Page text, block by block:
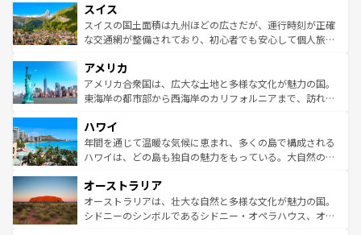
れる地方に足を運ぶとそれぞれで全く異なる文化を体験で
きるだろう。 なお、新着のフランス情報はコンテンツ一覧
を参照してほしい。
は、お酒好きな人にはぜひ体験してほしい。 なお、新着の
ドイツ情報はコンテンツ一覧を参照してほしい。
リアごとに異なる魅力がある。また、優雅なアフタヌーン
ティー、ビール好きにはたまらない英国パブ、サッカー観
戦など、本場だからこそできる体験も豊富。イギリスを旅
ンツ一覧を参照してほしい。
スイス
スイスの国土面積は九州ほどの広さだが、運行時刻が正確
な交通網が整備されており、初心者でも安心して個人旅行
の建物がそのまま残る町や、スイスならではのユニークな
博物館もあり、アルプス観光だけでなく町歩きも満喫する
ことができる。国民の所得が高いため物価も高いが、旅行
ば市内交通費無料で観光を楽しむこともできる。 なお、新
着のスイス情報はコンテンツ一覧 を参照してほしい。
アメリカ
アメリカ合衆国は、広大な土地と多様な文化が魅力の国。
東海岸の都市部から西海岸のカリフォルニアまで、訪れる
のような巨大都市は、観光、ショッピング、エンターテイ
ンメントが詰まった刺激的なスポットだ。一方、アメリカ
西部には大自然が広がり、グランドキャニオンやイエロー
部のニューオーリンズでは、音楽と美食が融合した独特の
文化が魅力。旅行者はアメリカの各地域で異なる魅力を楽
しみながら、その多様性と豊かな歴史を感じることができ
ハワイ
年間を通じて温暖な気候に恵まれ、多くの島で構成される
ハワイは、どの島も独自の魅力をもっている。大自然の神
ワイ島は見逃せない。また、定番の観光地といえばオアフ
島だが、静かな自然を求めるならマウイ島やカウアイ島が
おすすめ。エメラルドグリーンに輝く海をはじめ、豊かな
オーストラリア
オーストラリアは、壮大な自然と多様な文化が魅力の国。
シドニーのシンボルであるシドニー・オペラハウス、オー